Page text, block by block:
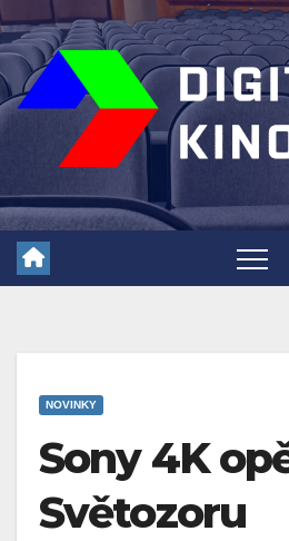
Skip
to
content
NOVINKY
Sony 4K
Světozoru